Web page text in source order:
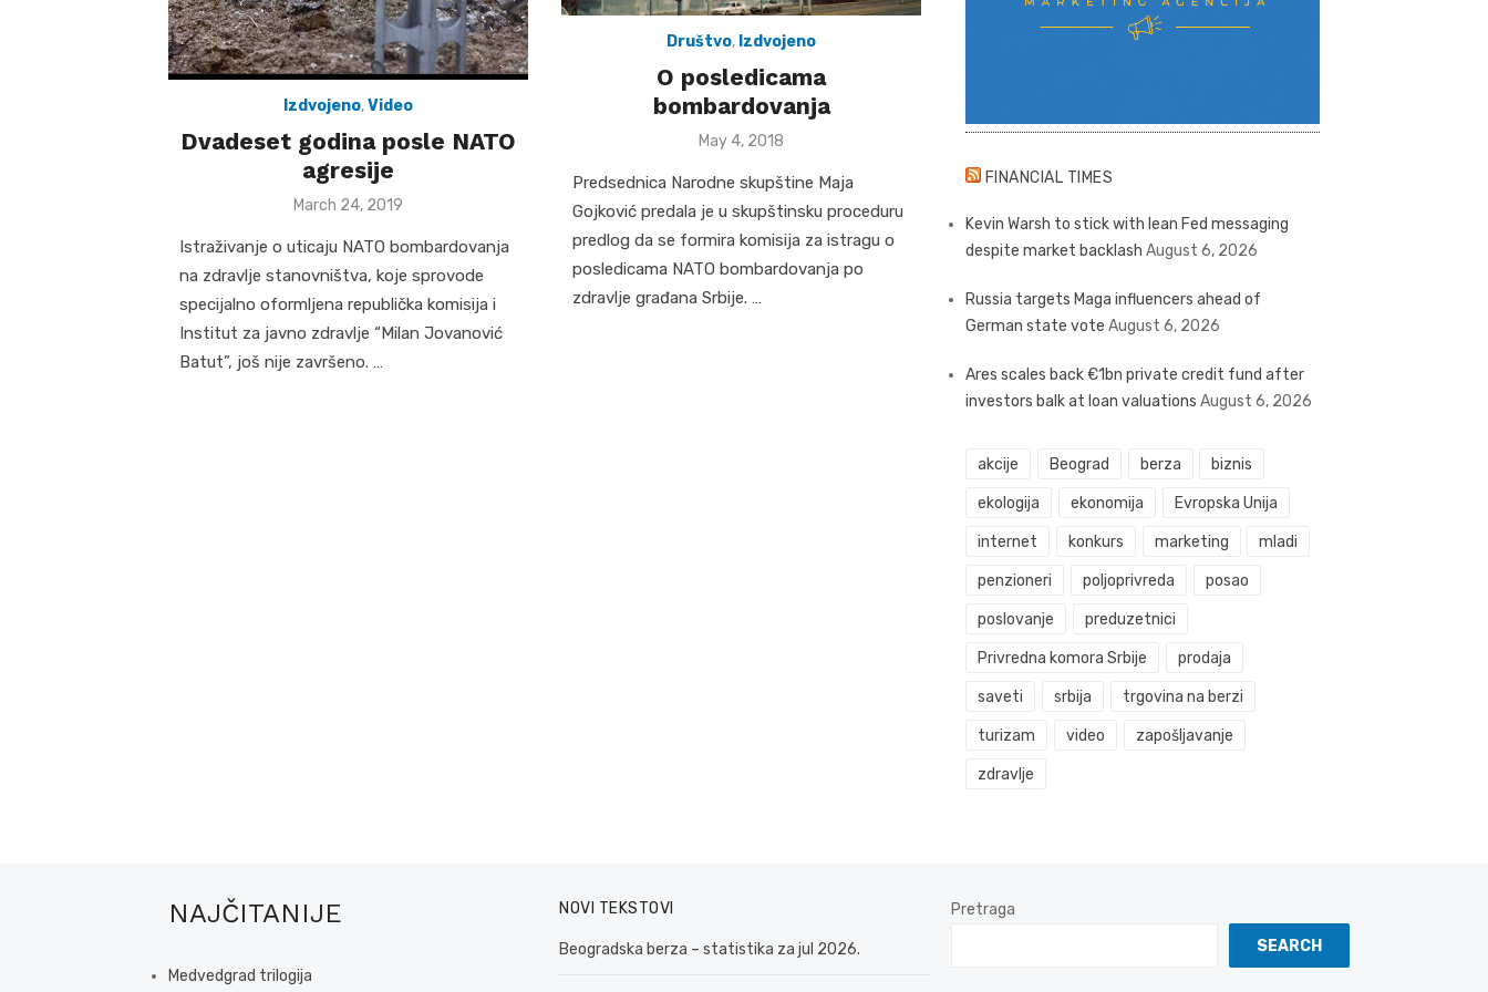
Izdvojeno,Video
Dvadeset godina posle NATO
agresije
Posted
March 24, 2019
Istraživanje o uticaju NATO bombardovanja
na zdravlje stanovništva, koje sprovode
specijalno oformljena republička komisija i
Institut za javno zdravlje “Milan Jovanović
Batut”, još nije završeno. …
Društvo, Izdvojeno
O posledicama
bombardovanja
Posted
May 4, 2018
Predsednica Narodne skupštine Maja
Gojković predala je u skupštinsku proceduru
predlog da se formira komisija za istragu o
posledicama NATO bombardovanja po
zdravlje građana Srbije. …
FINANCIAL TIMES
Kevin Warsh to stick with lean Fed messaging
despite market backlash August 6, 2026
Russia targets Maga influencers ahead of
German state vote August 6, 2026
Ares scales back €1bn private credit fund after
investors balk at loan valuations August 6, 2026
akcije Beograd berza biznis
ekologija ekonomija Evropska Unija
internet konkurs marketing mladi
penzioneri poljoprivreda posao
poslovanje preduzetnici
Privredna komora Srbije prodaja
saveti srbija trgovina na berzi
turizam video zapošljavanje
zdravlje
NAJČITANIJE
Medvedgrad trilogija
NOVI TEKSTOVI
Beogradska berza – statistika za jul 2026.
Pretraga
SEARCH